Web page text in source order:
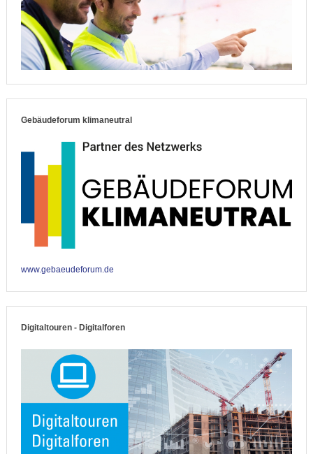
Gebäudeforum klimaneutral
www.gebaeudeforum.de
Digitaltouren - Digitalforen